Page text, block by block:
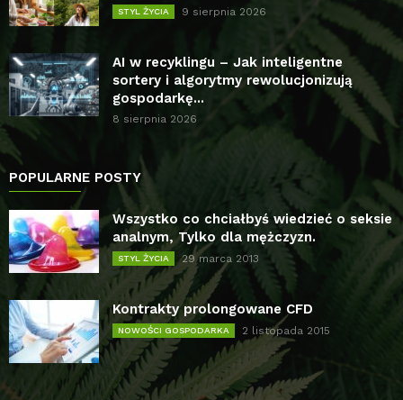
STYL ŻYCIA 9 sierpnia 2026
AI w recyklingu – Jak inteligentne
sortery i algorytmy rewolucjonizują
gospodarkę...
8 sierpnia 2026
POPULARNE POSTY
Wszystko co chciałbyś wiedzieć o seksie
analnym, Tylko dla mężczyzn.
STYL ŻYCIA 29 marca 2013
Kontrakty prolongowane CFD
NOWOŚCI GOSPODARKA 2 listopada 2015